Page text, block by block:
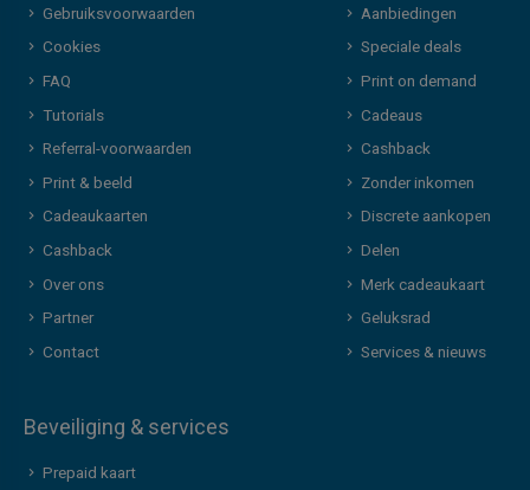
Gebruiksvoorwaarden
Cookies
FAQ
Tutorials
Referral-voorwaarden
Print & beeld
Cadeaukaarten
Cashback
Over ons
Partner
Contact
Aanbiedingen
Speciale deals
Print on demand
Cadeaus
Cashback
Zonder inkomen
Discrete aankopen
Delen
Merk cadeaukaart
Geluksrad
Services & nieuws
Beveiliging & services
Prepaid kaart